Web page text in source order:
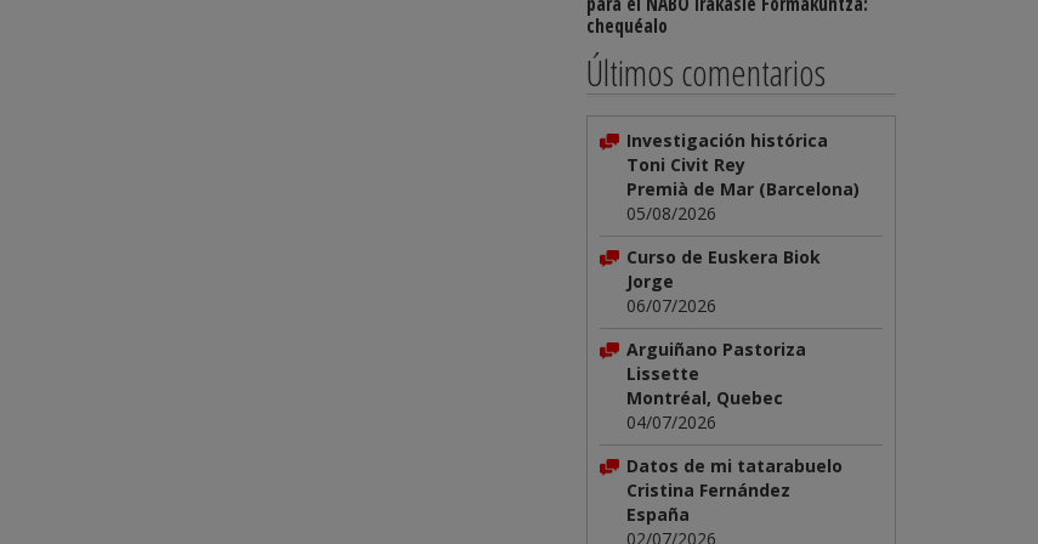
chequéalo
Últimos comentarios
Investigación histórica
Toni Civit Rey
Premià de Mar (Barcelona)
05/08/2026
Curso de Euskera Biok
Jorge
06/07/2026
Arguiñano Pastoriza
Lissette
Montréal, Quebec
04/07/2026
Datos de mi tatarabuelo
Cristina Fernández
España
02/07/2026